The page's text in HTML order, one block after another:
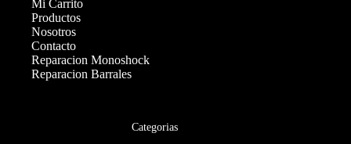
Mi Carrito
Productos
Nosotros
Contacto
Reparacion Monoshock
Reparacion Barrales
Categorias